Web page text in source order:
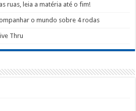
ruas, leia a matéria até o fim!
o mundo sobre 4 rodas
Thru